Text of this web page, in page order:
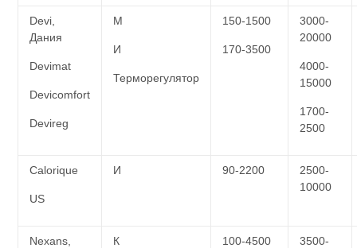
Devi,
Дания
Devimat
Devicomfort
Devireg
М
И
Терморегулятор
150-1500
170-3500
3000-
20000
4000-
15000
1700-
2500
Calorique
US
И 90-2200
2500-
10000
Nexans,
К 100-4500
3500-